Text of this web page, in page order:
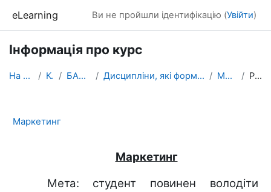
eLearning Ви не пройшли ідентифікацію (Увійти)
Інформація про курс
На головну Курси БАКАЛАВРАТ Дисципліни, які формують фахові компетентності Маркетинг Резюме
Маркетинг
Маркетинг
Мета: студент повинен володіти